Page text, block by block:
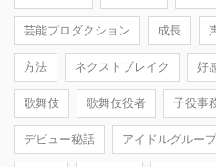
芸能プロダクション 成長
方法 ネクストブレイク 好
歌舞伎 歌舞伎役者 子役事
デビュー秘話 アイドルグループ